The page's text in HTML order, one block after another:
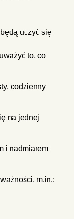
uczyć się
to, co
codzienny
na jednej
i nadmiarem
m.in.: